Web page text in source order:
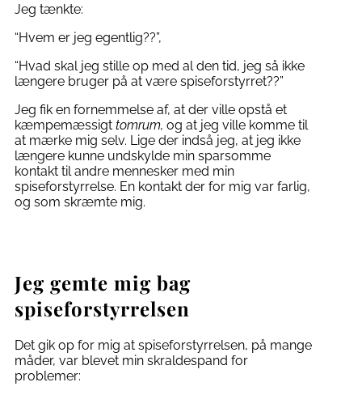
Jeg tænkte:
“Hvem er jeg egentlig??”,
“Hvad skal jeg stille op med al den tid, jeg så ikke
længere bruger på at være spiseforstyrret??”
Jeg fik en fornemmelse af, at der ville opstå et
kæmpemæssigt tomrum, og at jeg ville komme til
at mærke mig selv. Lige der indså jeg, at jeg ikke
længere kunne undskylde min sparsomme
kontakt til andre mennesker med min
spiseforstyrrelse. En kontakt der for mig var farlig,
og som skræmte mig.
Jeg gemte mig bag
spiseforstyrrelsen
Det gik op for mig at spiseforstyrrelsen, på mange
måder, var blevet min skraldespand for
problemer: